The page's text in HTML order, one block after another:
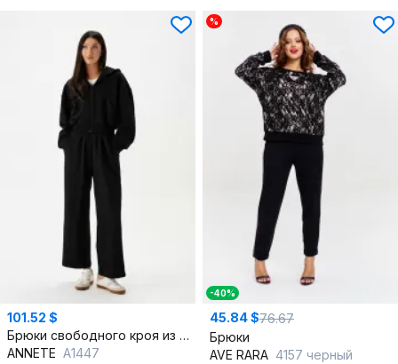
101.52 $
Брюки свободного кроя из трикотажа с лампасами для спорта
ANNETE A1447
%
-40%
45.84 $76.67
Брюки
AVE RARA 4157 черный